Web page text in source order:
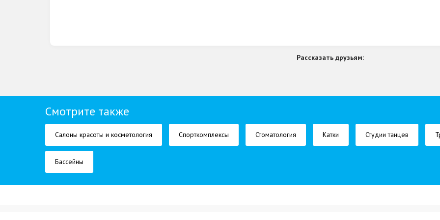
Рассказать друзьям:
Смотрите также
Салоны красоты и косметология Спорткомплексы Стоматология Катки Студии танцев
Бассейны